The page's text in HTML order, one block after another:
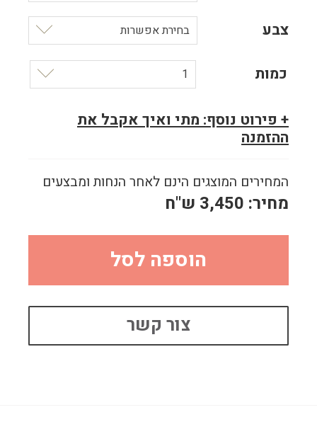
צבע בחירת אפשרות
כמות 1
+ פירוט נוסף: מתי ואיך אקבל את
ההזמנה
המחירים המוצגים הינם לאחר הנחות ומבצעים
מחיר: 3,450 ש"ח
הוספה לסל
צור קשר